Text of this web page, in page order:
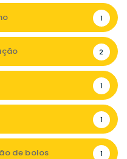
1
2
1
1
de bolos 1